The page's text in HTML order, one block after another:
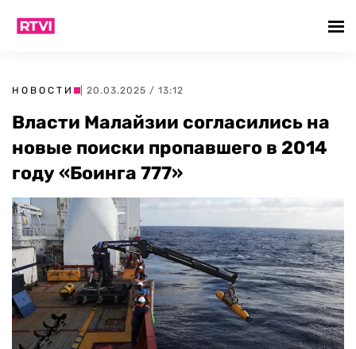
НОВОСТИ | 20.03.2025 / 13:12
Власти Малайзии согласились на
новые поиски пропавшего в 2014
году «Боинга 777»